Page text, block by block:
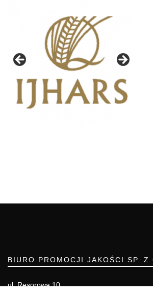
BIURO PROMOCJI JAKOŚCI SP. Z
ul. Resorowa 10